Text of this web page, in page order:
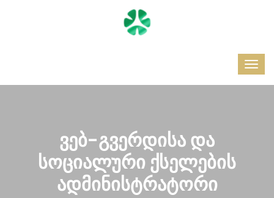
ვებ-გვერდისა და
სოციალური ქსელების
ადმინისტრატორი